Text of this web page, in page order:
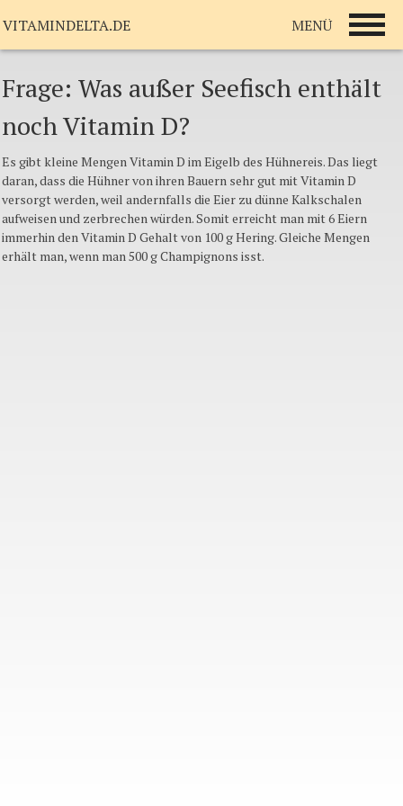
Frage: Was außer Seefisch enthält
noch Vitamin D?
Es gibt kleine Mengen Vitamin D im Eigelb des Hühnereis. Das liegt
daran, dass die Hühner von ihren Bauern sehr gut mit Vitamin D
versorgt werden, weil andernfalls die Eier zu dünne Kalkschalen
aufweisen und zerbrechen würden. Somit erreicht man mit 6 Eiern
immerhin den Vitamin D Gehalt von 100 g Hering. Gleiche Mengen
erhält man, wenn man 500 g Champignons isst.
VITAMINDELTA.DE MENÜ